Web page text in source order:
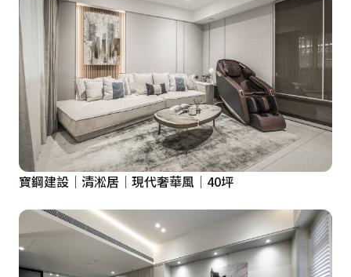
寶鋼建設│清淞居│現代奢華風│40坪